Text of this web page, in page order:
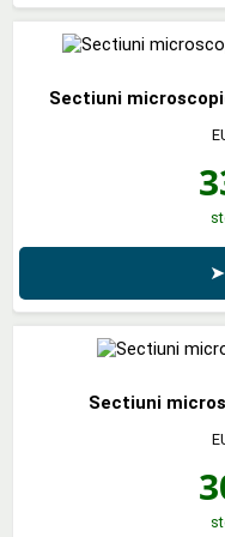
Sectiuni
➤
Sectiuni